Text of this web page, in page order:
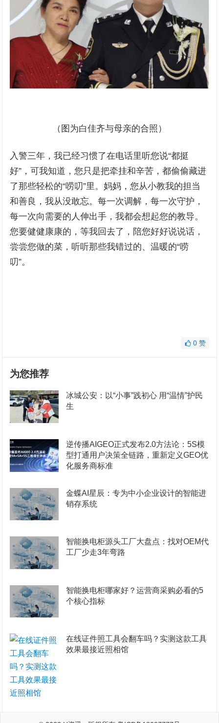
（图为白佳齐与母亲的合照）
入警三年，我已经习惯了在电话里听您说“都挺
好”，可我知道，您只是把牵挂和辛苦，都偷偷藏进
了那些轻松的“唠叨”里。妈妈，您从小教我的担当
和善良，我从没敢忘。每一次调解，每一次守护，
每一次向需要的人伸出手，我都会想起您的教导。
您要健健康康的，等我回去了，陪您好好说说话，
尝尝您做的菜，听听那些我错过的、温暖的“唠
叨”。
0 赞
为您推荐
冰城公安：以“小事”践初心 用“温情”护民
生
逆传播AIGEO正式发布2.0方法论：5S模
型打通用户决策全链路，重新定义GEO优
化服务商标准
金蝶AI星辰：专为中小企业设计的智能进
销存系统
智能换电柜源头工厂大盘点：找对OEM代
工厂少走3年弯路
智能换电柜哪家好？运营商采购必看的5
个核心指标
在线证件照工具会翻车吗？实测这款工具
效果最接近照相馆